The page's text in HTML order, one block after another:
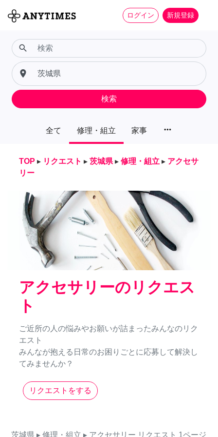
ログイン 新規登録
全て 修理・組立 家事 more_horiz
search
place
検索
TOP ▸ リクエスト ▸ 茨城県 ▸ 修理・組立 ▸ アクセサ
リー
アクセサリーのリクエス
ト
ご近所の人の悩みやお願いが詰まったみんなのリク
エスト
みんなが抱える日常のお困りごとに応募して解決し
てみませんか？
リクエストをする
茨城県 ▸ 修理・組立 ▸ アクセサリー リクエスト 1ページ